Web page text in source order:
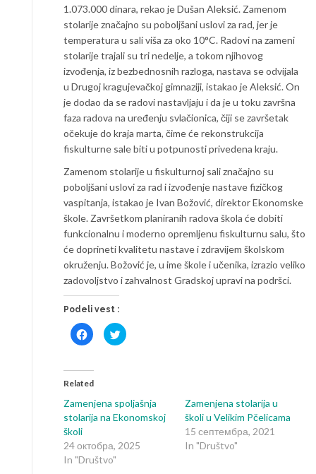
1.073.000 dinara, rekao je Dušan Aleksić. Zamenom
stolarije značajno su poboljšani uslovi za rad, jer je
temperatura u sali viša za oko 10°C. Radovi na zameni
stolarije trajali su tri nedelje, a tokom njihovog
izvođenja, iz bezbednosnih razloga, nastava se odvijala
u Drugoj kragujevačkoj gimnaziji, istakao je Aleksić. On
je dodao da se radovi nastavljaju i da je u toku završna
faza radova na uređenju svlačionica, čiji se završetak
očekuje do kraja marta, čime će rekonstrukcija
fiskulturne sale biti u potpunosti privedena kraju.
Zamenom stolarije u fiskulturnoj sali značajno su
poboljšani uslovi za rad i izvođenje nastave fizičkog
vaspitanja, istakao je Ivan Božović, direktor Ekonomske
škole. Završetkom planiranih radova škola će dobiti
funkcionalnu i moderno opremljenu fiskulturnu salu, što
će doprineti kvalitetu nastave i zdravijem školskom
okruženju. Božović je, u ime škole i učenika, izrazio veliko
zadovoljstvo i zahvalnost Gradskoj upravi na podršci.
Podeli vest :
Click
to
share
(Opens
in
window)
Click
to
window)
Related
Zamenjena spoljašnja
stolarija na Ekonomskoj
školi
24 октобра, 2025
In "Društvo"
Zamenjena stolarija u
školi u Velikim Pčelicama
15 септембра, 2021
In "Društvo"